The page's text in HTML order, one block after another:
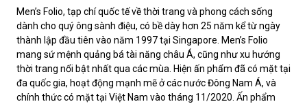
Men’s Folio, tạp chí quốc tế về thời trang và phong cách sống
dành cho quý ông sành điệu, có bề dày hơn 25 năm kể từ ngày
thành lập đầu tiên vào năm 1997 tại Singapore. Men’s Folio
mang sứ mệnh quảng bá tài năng châu Á, cũng như xu hướng
thời trang nổi bật nhất qua các mùa. Hiện ấn phẩm đã có mặt tại
đa quốc gia, hoạt động mạnh mẽ ở các nước Đông Nam Á, và
chính thức có mặt tại Việt Nam vào tháng 11/2020. Ấn phẩm